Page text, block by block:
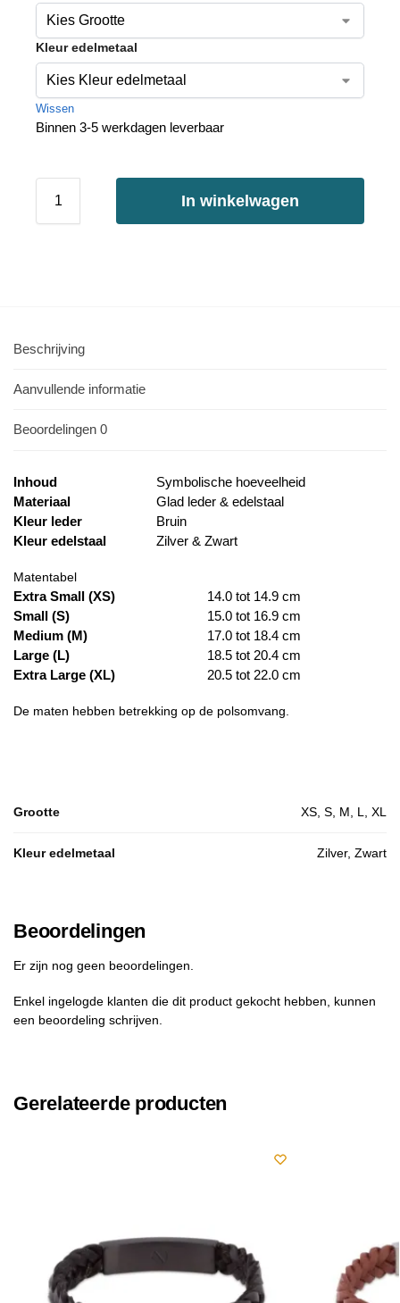
Kleur edelmetaal
Wissen
Binnen 3-5 werkdagen leverbaar
In winkelwagen
Beschrijving
Aanvullende informatie
Beoordelingen 0
Inhoud
Symbolische hoeveelheid
Materiaal
Glad leder & edelstaal
Kleur leder
Bruin
Kleur edelstaal
Zilver & Zwart
Matentabel
Extra Small (XS)
14.0 tot 14.9 cm
Small (S)
15.0 tot 16.9 cm
Medium (M)
17.0 tot 18.4 cm
Large (L)
18.5 tot 20.4 cm
Extra Large (XL)
20.5 tot 22.0 cm
De maten hebben betrekking op de polsomvang.
Grootte XS, S, M, L, XL
Kleur edelmetaal Zilver, Zwart
Beoordelingen
Er zijn nog geen beoordelingen.
Enkel ingelogde klanten die dit product gekocht hebben, kunnen
een beoordeling schrijven.
Gerelateerde producten